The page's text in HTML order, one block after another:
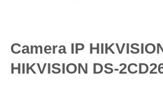
Camera IP
HIKVISION DS-